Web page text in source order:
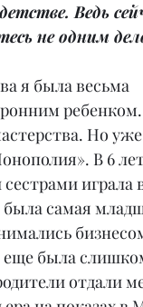
Ведь
не одним
я была весьма
Но
В 6
играла в
самая
еще была
отдали